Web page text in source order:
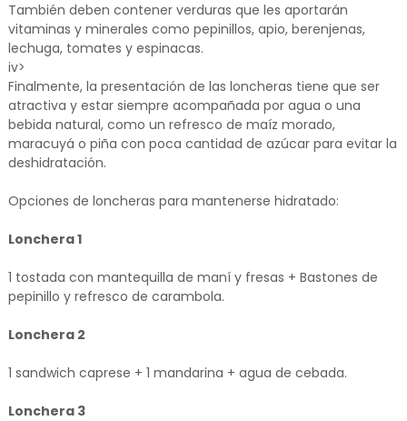
También deben contener verduras que les aportarán
vitaminas y minerales como pepinillos, apio, berenjenas,
lechuga, tomates y espinacas.
iv>
Finalmente, la presentación de las loncheras tiene que ser
atractiva y estar siempre acompañada por agua o una
bebida natural, como un refresco de maíz morado,
maracuyá o piña con poca cantidad de azúcar para evitar la
deshidratación.
Opciones de loncheras para mantenerse hidratado:
Lonchera 1
1 tostada con mantequilla de maní y fresas + Bastones de
pepinillo y refresco de carambola.
Lonchera 2
1 sandwich caprese + 1 mandarina + agua de cebada.
Lonchera 3